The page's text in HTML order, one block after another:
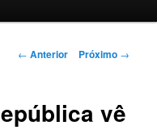
Navegação
← Anterior Próximo →
vê